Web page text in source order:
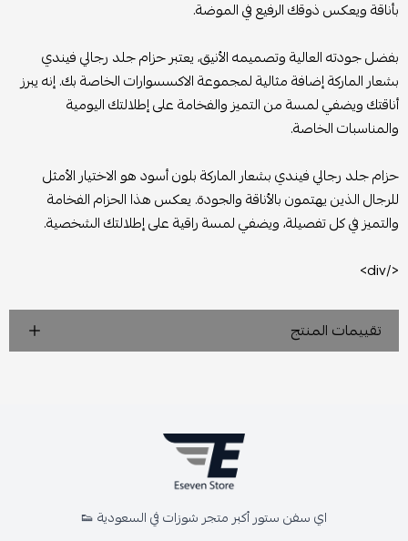
بأناقة ويعكس ذوقك الرفيع في الموضة.
بفضل جودته العالية وتصميمه الأنيق، يعتبر حزام جلد رجالي فيندي
بشعار الماركة إضافة مثالية لمجموعة الاكسسوارات الخاصة بك. إنه يبرز
أناقتك ويضفي لمسة من التميز والفخامة على إطلالتك اليومية
والمناسبات الخاصة.
حزام جلد رجالي فيندي بشعار الماركة بلون أسود هو الاختيار الأمثل
للرجال الذين يهتمون بالأناقة والجودة. يعكس هذا الحزام الفخامة
والتميز في كل تفصيلة، ويضفي لمسة راقية على إطلالتك الشخصية.
</div>
تقييمات المنتج
اي سفن ستور أكبر متجر شوزات في السعودية 👟